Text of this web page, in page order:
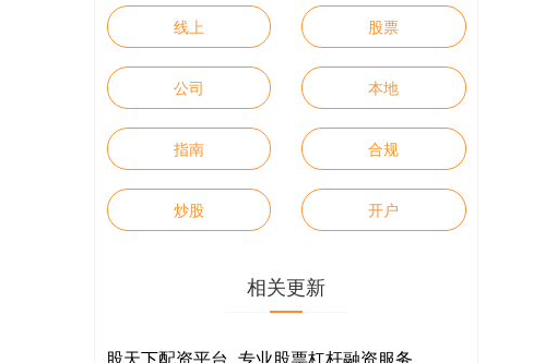
线上 股票
公司 本地
指南 合规
炒股 开户
相关更新